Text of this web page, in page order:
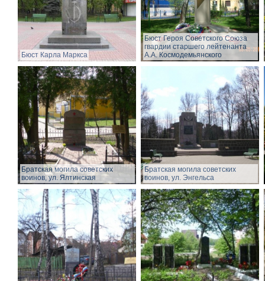
Бюст Карла Маркса
Бюст Героя Советского Союза
гвардии старшего лейтенанта
А.А. Космодемьянского
Братская могила советских
воинов, ул. Ялтинская
Братская могила советских
воинов, ул. Энгельса